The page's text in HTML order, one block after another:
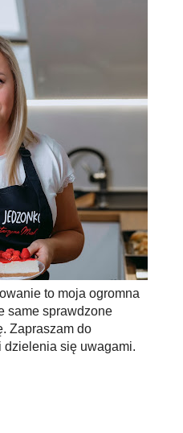
to moja ogromna
same sprawdzone
Zapraszam do
dzielenia się uwagami.